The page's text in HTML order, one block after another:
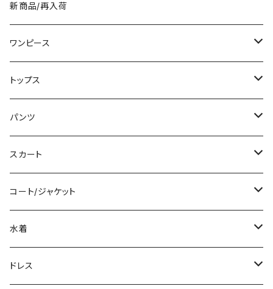
新商品/再入荷
ワンピース
ミニ/ショート
ミディアム/ミモレ
ロング/マキシ
袖付き
ノースリーブ
その他
トップス
Tシャツ/カットソー
タンクトップ/キャミソール
シャツ/ブラウス
ベアトップ/チューブトップ
カーディガン/ボレロ
パンツ
ショート丈
クロップド丈
ロング丈
デニム
スカート
ミニ/ショート
ミディアム/ミモレ
ロング
コート/ジャケット
コート
ジャケット
水着
タンキニ
ドレス